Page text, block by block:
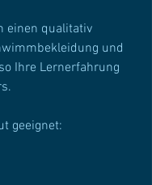
einen qualitativ
und
Ihre Lernerfahrung
geeignet: